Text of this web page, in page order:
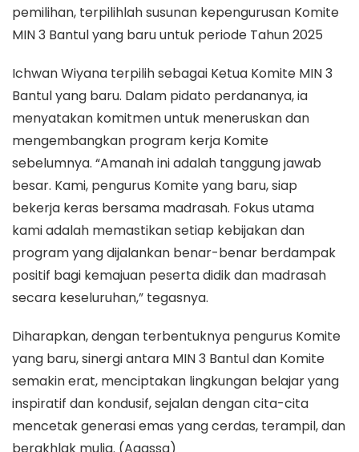
pemilihan, terpilihlah susunan kepengurusan Komite
MIN 3 Bantul yang baru untuk periode Tahun 2025
Ichwan Wiyana terpilih sebagai Ketua Komite MIN 3
Bantul yang baru. Dalam pidato perdananya, ia
menyatakan komitmen untuk meneruskan dan
mengembangkan program kerja Komite
sebelumnya. “Amanah ini adalah tanggung jawab
besar. Kami, pengurus Komite yang baru, siap
bekerja keras bersama madrasah. Fokus utama
kami adalah memastikan setiap kebijakan dan
program yang dijalankan benar-benar berdampak
positif bagi kemajuan peserta didik dan madrasah
secara keseluruhan,” tegasnya.
Diharapkan, dengan terbentuknya pengurus Komite
yang baru, sinergi antara MIN 3 Bantul dan Komite
semakin erat, menciptakan lingkungan belajar yang
inspiratif dan kondusif, sejalan dengan cita-cita
mencetak generasi emas yang cerdas, terampil, dan
berakhlak mulia. (Agassa)